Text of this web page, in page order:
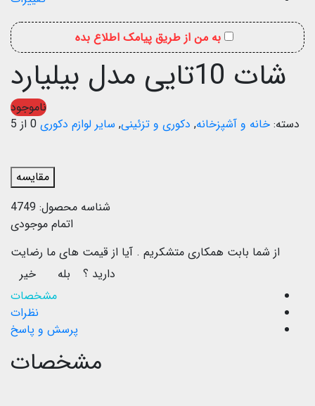
به من از طریق پیامک اطلاع بده
شات 10تایی مدل بیلیارد
ناموجود
دسته: خانه و آشپزخانه, دکوری و تزئینی, سایر لوازم دکوری 0 از 5
مقایسه
شناسه محصول: 4749
اتمام موجودی
از شما بابت همکاری متشکریم . آیا از قیمت های ما رضایت
دارید ؟
بله
خیر
مشخصات
نظرات
پرسش و پاسخ
مشخصات